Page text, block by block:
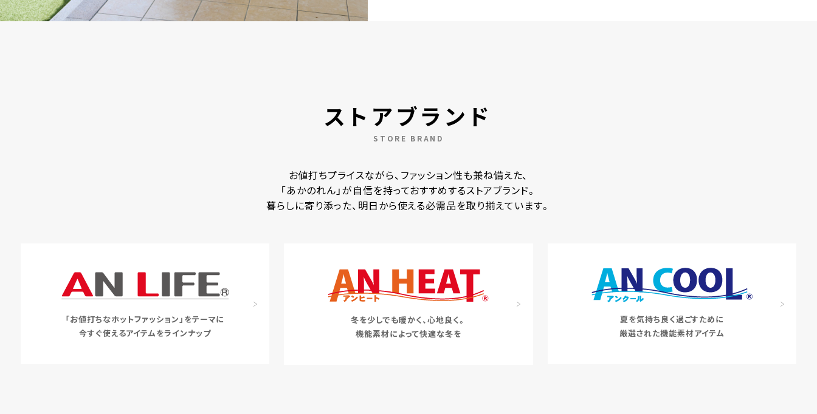
ストアブランド
STORE BRAND
お値打ちプライスながら、ファッション性も兼ね備えた、
「あかのれん」が自信を持っておすすめするストアブランド。
暮らしに寄り添った、明日から使える必需品を取り揃えています。
「お値打ちなホットファッション」をテーマに
今すぐ使えるアイテムをラインナップ
冬を少しでも暖かく、心地良く。
機能素材によって快適な冬を
夏を気持ち良く過ごすために
厳選された機能素材アイテム